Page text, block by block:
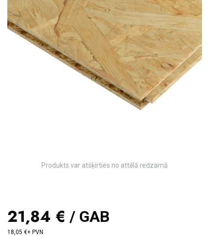
21,84 € / GAB
18,05 €+ PVN
Produkts var atšķirties no attēlā redzamā